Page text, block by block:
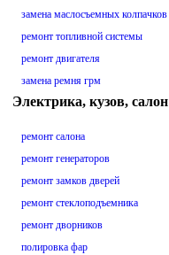
замена маслосъемных колпачков
ремонт топливной системы
ремонт двигателя
замена ремня грм
Электрика, кузов, салон
ремонт салона
ремонт генераторов
ремонт замков дверей
ремонт стеклоподъемника
ремонт дворников
полировка фар